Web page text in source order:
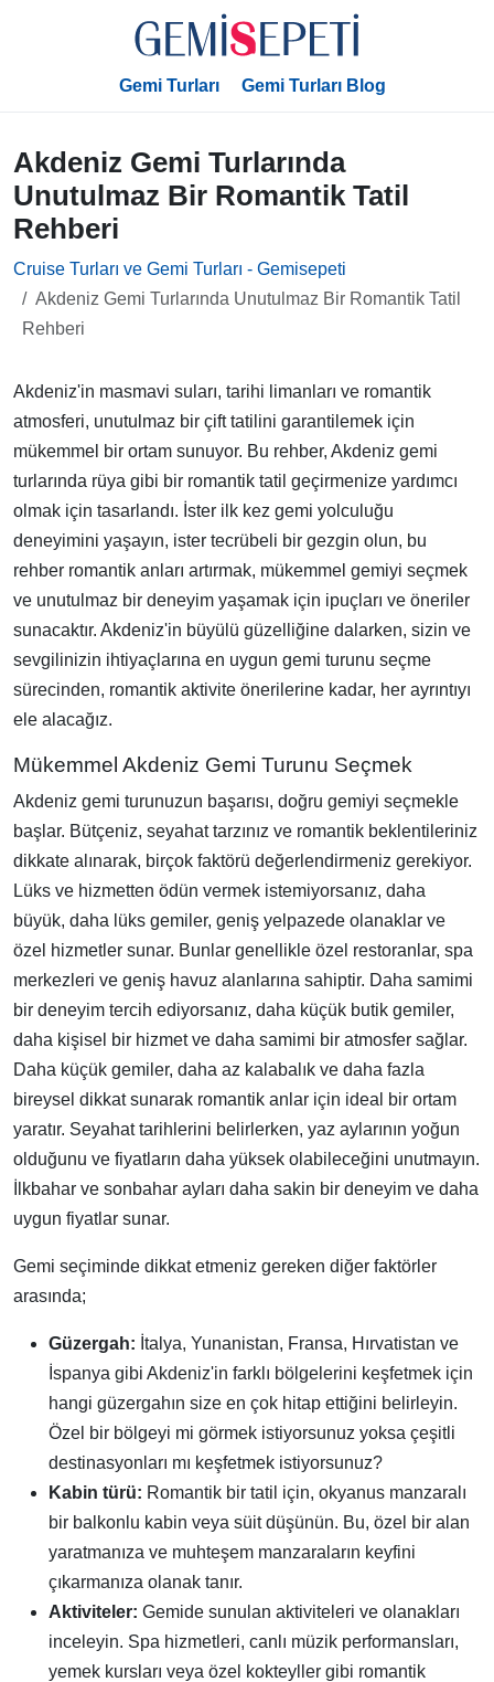
Gemi Turları Gemi Turları Blog
Akdeniz Gemi Turlarında
Unutulmaz Bir Romantik Tatil
Rehberi
Cruise Turları ve Gemi Turları - Gemisepeti
Akdeniz Gemi Turlarında Unutulmaz Bir Romantik Tatil
Rehberi
Akdeniz'in masmavi suları, tarihi limanları ve romantik
atmosferi, unutulmaz bir çift tatilini garantilemek için
mükemmel bir ortam sunuyor. Bu rehber, Akdeniz gemi
turlarında rüya gibi bir romantik tatil geçirmenize yardımcı
olmak için tasarlandı. İster ilk kez gemi yolculuğu
deneyimini yaşayın, ister tecrübeli bir gezgin olun, bu
rehber romantik anları artırmak, mükemmel gemiyi seçmek
ve unutulmaz bir deneyim yaşamak için ipuçları ve öneriler
sunacaktır. Akdeniz'in büyülü güzelliğine dalarken, sizin ve
sevgilinizin ihtiyaçlarına en uygun gemi turunu seçme
sürecinden, romantik aktivite önerilerine kadar, her ayrıntıyı
ele alacağız.
Mükemmel Akdeniz Gemi Turunu Seçmek
Akdeniz gemi turunuzun başarısı, doğru gemiyi seçmekle
başlar. Bütçeniz, seyahat tarzınız ve romantik beklentileriniz
dikkate alınarak, birçok faktörü değerlendirmeniz gerekiyor.
Lüks ve hizmetten ödün vermek istemiyorsanız, daha
büyük, daha lüks gemiler, geniş yelpazede olanaklar ve
özel hizmetler sunar. Bunlar genellikle özel restoranlar, spa
merkezleri ve geniş havuz alanlarına sahiptir. Daha samimi
bir deneyim tercih ediyorsanız, daha küçük butik gemiler,
daha kişisel bir hizmet ve daha samimi bir atmosfer sağlar.
Daha küçük gemiler, daha az kalabalık ve daha fazla
bireysel dikkat sunarak romantik anlar için ideal bir ortam
yaratır. Seyahat tarihlerini belirlerken, yaz aylarının yoğun
olduğunu ve fiyatların daha yüksek olabileceğini unutmayın.
İlkbahar ve sonbahar ayları daha sakin bir deneyim ve daha
uygun fiyatlar sunar.
Gemi seçiminde dikkat etmeniz gereken diğer faktörler
arasında;
Güzergah: İtalya, Yunanistan, Fransa, Hırvatistan ve
İspanya gibi Akdeniz'in farklı bölgelerini keşfetmek için
hangi güzergahın size en çok hitap ettiğini belirleyin.
Özel bir bölgeyi mi görmek istiyorsunuz yoksa çeşitli
destinasyonları mı keşfetmek istiyorsunuz?
Kabin türü: Romantik bir tatil için, okyanus manzaralı
bir balkonlu kabin veya süit düşünün. Bu, özel bir alan
yaratmanıza ve muhteşem manzaraların keyfini
çıkarmanıza olanak tanır.
Aktiviteler: Gemide sunulan aktiviteleri ve olanakları
inceleyin. Spa hizmetleri, canlı müzik performansları,
yemek kursları veya özel kokteyller gibi romantik